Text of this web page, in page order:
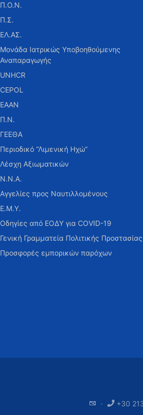
Π.Ο.Ν.
Π.Σ.
ΕΛ.ΑΣ.
Μονάδα Ιατρικώς Υποβοηθούμενης
Αναπαραγωγής
UNHCR
CEPOL
ΕΑΑΝ
Π.Ν.
ΓΕΕΘΑ
Περιοδικό “Λιμενική Ηχώ”
Λέσχη Αξιωματικών
Ν.Ν.Α.
Αγγελίες προς Ναυτιλλομένους
Ε.Μ.Υ.
Οδηγίες από ΕΟΔΥ για COVID-19
Γενική Γραμματεία Πολιτικής Προστασίας
Προσφορές εμπορικών παρόχων
· +30